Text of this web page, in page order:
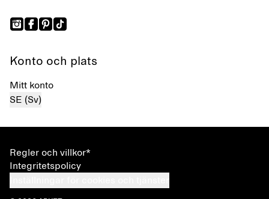
Konto och plats
Mitt konto
SE (Sv)
Regler och villkor*
Integritetspolicy